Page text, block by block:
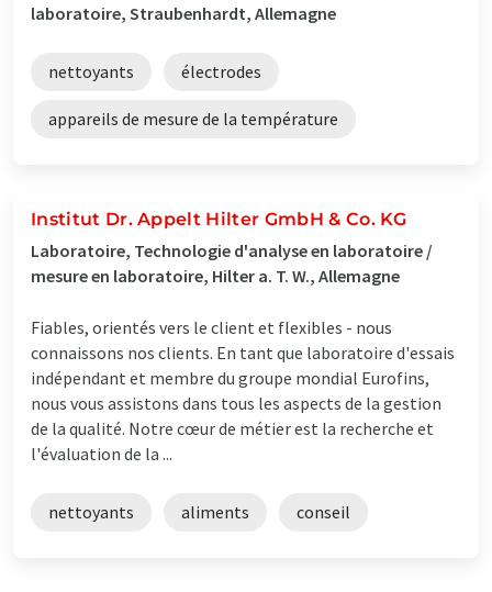
laboratoire, Straubenhardt, Allemagne
nettoyants électrodes
appareils de mesure de la température
Institut Dr. Appelt Hilter GmbH & Co. KG
Laboratoire, Technologie d'analyse en laboratoire /
mesure en laboratoire, Hilter a. T. W., Allemagne
Fiables, orientés vers le client et flexibles - nous
connaissons nos clients. En tant que laboratoire d'essais
indépendant et membre du groupe mondial Eurofins,
nous vous assistons dans tous les aspects de la gestion
de la qualité. Notre cœur de métier est la recherche et
l'évaluation de la ...
nettoyants aliments conseil